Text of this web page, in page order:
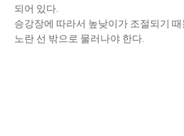
되어 있다.
승강장에 따라서 높낮이가 조절되기
노란 선 밖으로 물러나야 한다.